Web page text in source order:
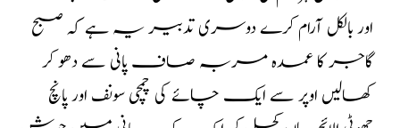
اور بالکل آرام کرے دوسری تدبیر یہ ہے کہ صبح
گاجر کا عمدہ مربہ صاف پانی سے دھو کر
کھالیں اوپر سے ایک چائے کی چمچی سونف اور پانچ